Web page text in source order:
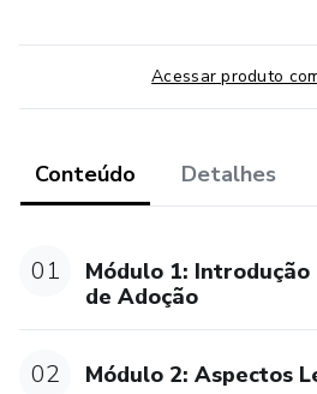
O que você irá aprender?
✔️ O Caminho da Adoção – Como
✔️ Preparação Emocional – Como
✔️ Expectativas vs. Realidade – O
✔️ Aspectos Legais e Direitos da
Acessar produto
Conteúdo Detalhes
01
Módulo 1: Introdução
de Adoção
02 Módulo 2: Aspectos